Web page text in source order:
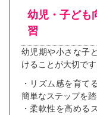
幼児・子ども
習
幼児期や小さな子
けることが大切です
・リズム感を育て
簡単なステップを
・柔軟性を高める